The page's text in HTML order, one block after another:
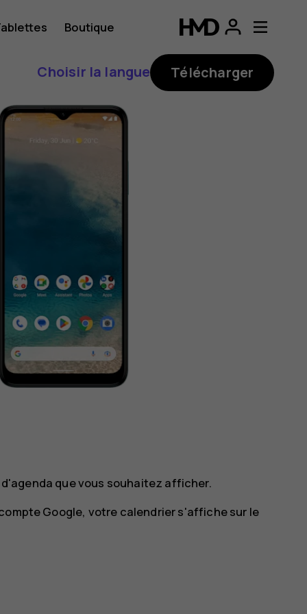
Boutique
Choisir la langue Télécharger
que vous souhaitez afficher.
Google, votre calendrier s'affiche sur le